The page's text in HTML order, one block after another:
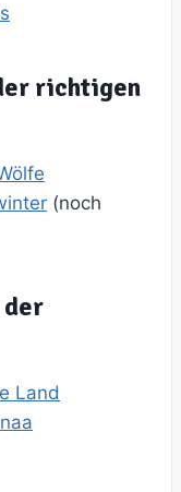
richtigen
(noch
der
Land